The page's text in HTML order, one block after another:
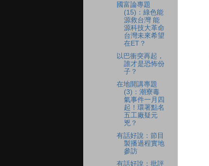
國富論專題
(15)：綠色能
源救台灣 能
源科技大革命
台灣未來希望
在ET？
以巴衝突再起，
誰才是恐怖份
子？
在地開講專題
(3)：潮寮毒
氣事件一月四
起！環署點名
五工廠疑元
兇？
有話好說：節目
製播過程實地
參訪
有話好說：批評